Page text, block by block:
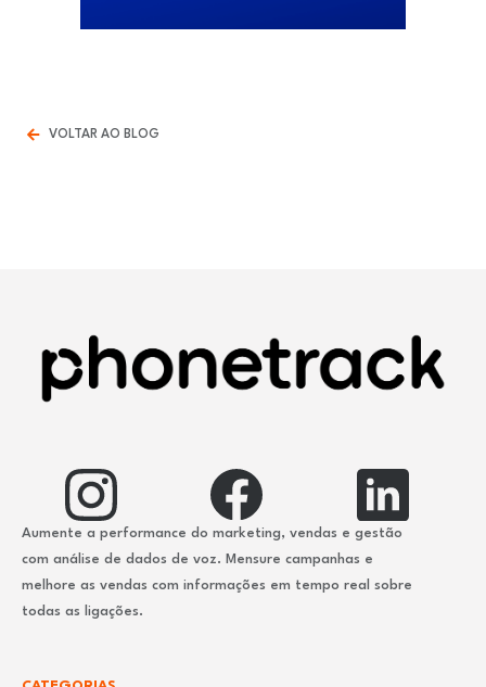
VOLTAR AO BLOG
Aumente a performance do marketing, vendas e gestão
com análise de dados de voz. Mensure campanhas e
melhore as vendas com informações em tempo real sobre
todas as ligações.